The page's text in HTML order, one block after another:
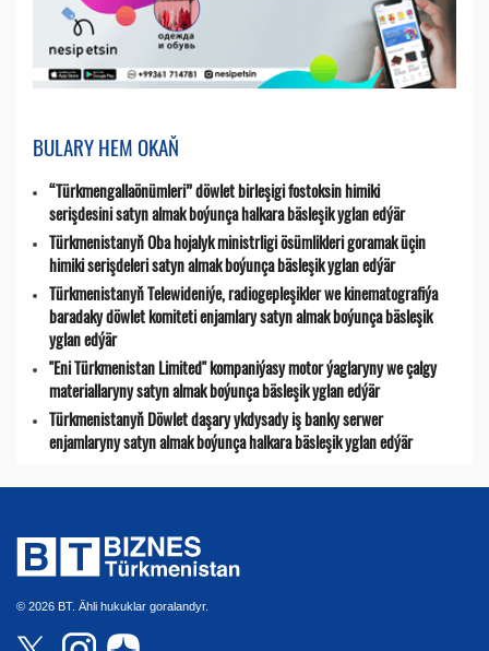
BULARY HEM OKAŇ
“Türkmengallaönümleri” döwlet birleşigi fostoksin himiki
serişdesini satyn almak boýunça halkara bäsleşik yglan edýär
Türkmenistanyň Oba hojalyk ministrligi ösümlikleri goramak üçin
himiki serişdeleri satyn almak boýunça bäsleşik yglan edýär
Türkmenistanyň Telewideniýe, radio­gepleşikler we kinematografiýa
baradaky döwlet komiteti enjamlary satyn almak boýunça bäsleşik
yglan edýär
"Eni Türkmenistan Limited" kompaniýasy motor ýaglaryny we çalgy
materiallaryny satyn almak boýunça bäsleşik yglan edýär
Türkmenistanyň Döwlet daşary ykdysady iş banky serwer
enjamlaryny satyn almak boýunça halkara bäsleşik yglan edýär
© 2026 BT. Ähli hukuklar goralandyr.